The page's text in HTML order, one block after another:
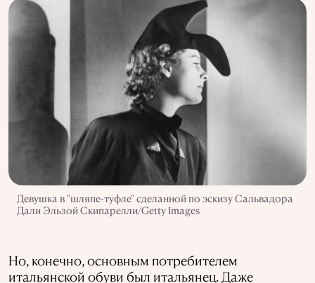
Девушка в "шляпе-туфле" сделанной по эскизу Сальвадора
Дали Эльзой Скипарелли/Getty Images
Но, конечно, основным потребителем
итальянской обуви был итальянец. Даже